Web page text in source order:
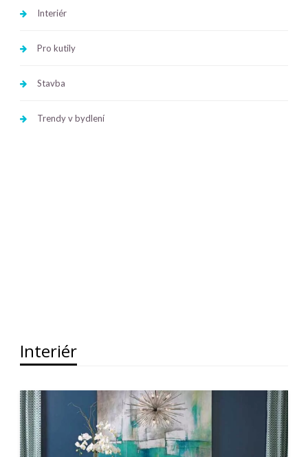
Interiér
Pro kutily
Stavba
Trendy v bydlení
Interiér